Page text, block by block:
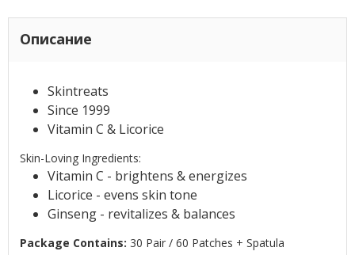
Описание
Skintreats
Since 1999
Vitamin C & Licorice
Skin-Loving Ingredients:
Vitamin C - brightens & energizes
Licorice - evens skin tone
Ginseng - revitalizes & balances
Package Contains: 30 Pair / 60 Patches + Spatula